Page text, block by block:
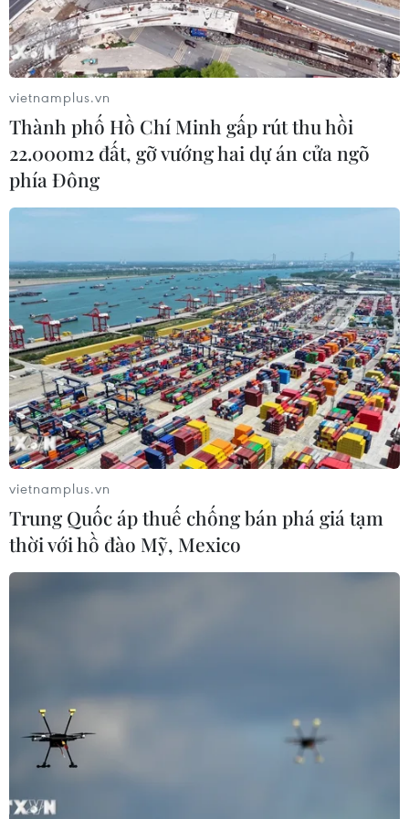
Ấn Độ dự kiến chi 8,8 tỷ USD cho
hoạt động thăm dò dầu khí biển sâu
09/08/2026 13:13
Tổng Bí thư, Chủ tịch nước Tô Lâm
bắt đầu thăm cấp Nhà nước Australia
09/08/2026 12:05
Australia điều tra vụ hai máy bay suýt
va chạm tại sân bay Sydney
09/08/2026 07:04
Dấu mốc quan trọng đưa quan hệ
Việt Nam-New Zealand phát triển
thực chất và hiệu quả hơn
09/08/2026 02:46
Tổng Bí thư, Chủ tịch nước Tô Lâm
lên đường thăm cấp Nhà nước
chuyển hướng sang Việt Nam
08/08/2026 23:58
Động lực mới cho hợp tác thương
vietnamplus.vn
Thành phố Hồ Chí Minh gấp rút thu hồi
22.000m2 đất, gỡ vướng hai dự án cửa ngõ
phía Đông
vietnamplus.vn
Trung Quốc áp thuế chống bán phá giá tạm
thời với hồ đào Mỹ, Mexico